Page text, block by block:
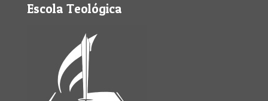
Escola Teológica